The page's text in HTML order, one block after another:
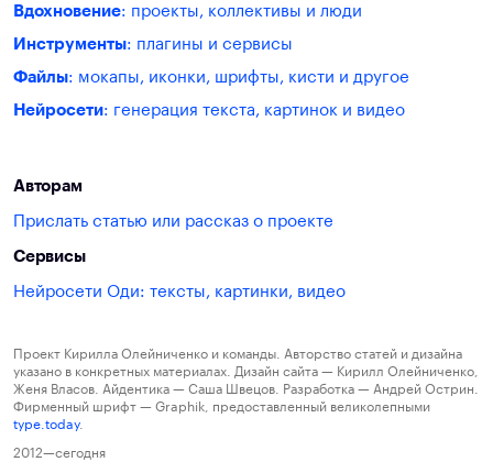
Вдохновение: проекты, коллективы и люди
Инструменты: плагины и сервисы
Файлы: мокапы, иконки, шрифты, кисти и другое
Нейросети: генерация текста, картинок и видео
Авторам
Прислать статью или рассказ о проекте
Сервисы
Нейросети Оди: тексты, картинки, видео
Проект Кирилла Олейниченко и команды. Авторство статей и дизайна
указано в конкретных материалах. Дизайн сайта — Кирилл Олейниченко,
Женя Власов. Айдентика — Саша Швецов. Разработка — Андрей Острин.
Фирменный шрифт — Graphik, предоставленный великолепными
type.today.
2012—сегодня